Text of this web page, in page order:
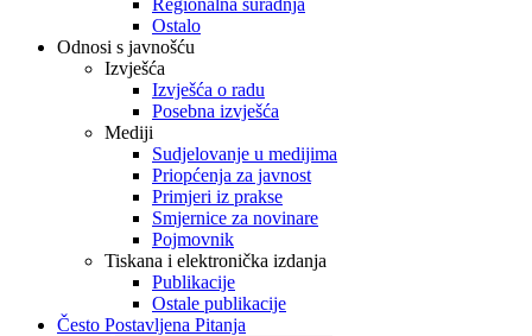
Regionalna suradnja
Ostalo
Odnosi s javnošću
Izvješća
Izvješća o radu
Posebna izvješća
Mediji
Sudjelovanje u medijima
Priopćenja za javnost
Primjeri iz prakse
Smjernice za novinare
Pojmovnik
Tiskana i elektronička izdanja
Publikacije
Ostale publikacije
Često Postavljena Pitanja